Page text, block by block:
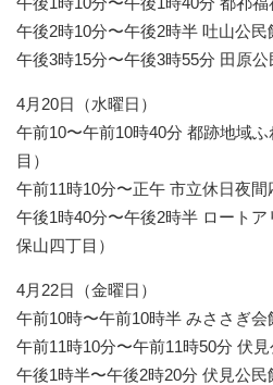
午後2時10分〜午後2時半 吐山公民
午後3時15分〜午後3時55分 田原公
4月20日（水曜日）
午前10〜午前10時40分 都跡地域
目）
午前11時10分〜正午 市立休日夜間
午後1時40分〜午後2時半 ロート
保山四丁目）
4月22日（金曜日）
午前10時〜午前10時半 みささぎ会
午前11時10分〜午前11時50分 伏見
午後1時半〜午後2時20分 伏見公